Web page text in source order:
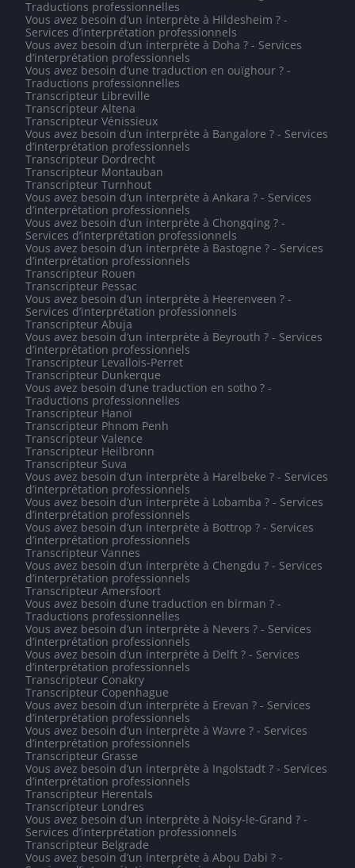
Traductions professionnelles
Vous avez besoin d’un interprète à Hildesheim ? -
Services d’interprétation professionnels
Vous avez besoin d’un interprète à Doha ? - Services
d’interprétation professionnels
Vous avez besoin d’une traduction en ouïghour ? -
Traductions professionnelles
Transcripteur Libreville
Transcripteur Altena
Transcripteur Vénissieux
Vous avez besoin d’un interprète à Bangalore ? - Services
d’interprétation professionnels
Transcripteur Dordrecht
Transcripteur Montauban
Transcripteur Turnhout
Vous avez besoin d’un interprète à Ankara ? - Services
d’interprétation professionnels
Vous avez besoin d’un interprète à Chongqing ? -
Services d’interprétation professionnels
Vous avez besoin d’un interprète à Bastogne ? - Services
d’interprétation professionnels
Transcripteur Rouen
Transcripteur Pessac
Vous avez besoin d’un interprète à Heerenveen ? -
Services d’interprétation professionnels
Transcripteur Abuja
Vous avez besoin d’un interprète à Beyrouth ? - Services
d’interprétation professionnels
Transcripteur Levallois-Perret
Transcripteur Dunkerque
Vous avez besoin d’une traduction en sotho ? -
Traductions professionnelles
Transcripteur Hanoï
Transcripteur Phnom Penh
Transcripteur Valence
Transcripteur Heilbronn
Transcripteur Suva
Vous avez besoin d’un interprète à Harelbeke ? - Services
d’interprétation professionnels
Vous avez besoin d’un interprète à Lobamba ? - Services
d’interprétation professionnels
Vous avez besoin d’un interprète à Bottrop ? - Services
d’interprétation professionnels
Transcripteur Vannes
Vous avez besoin d’un interprète à Chengdu ? - Services
d’interprétation professionnels
Transcripteur Amersfoort
Vous avez besoin d’une traduction en birman ? -
Traductions professionnelles
Vous avez besoin d’un interprète à Nevers ? - Services
d’interprétation professionnels
Vous avez besoin d’un interprète à Delft ? - Services
d’interprétation professionnels
Transcripteur Conakry
Transcripteur Copenhague
Vous avez besoin d’un interprète à Erevan ? - Services
d’interprétation professionnels
Vous avez besoin d’un interprète à Wavre ? - Services
d’interprétation professionnels
Transcripteur Grasse
Vous avez besoin d’un interprète à Ingolstadt ? - Services
d’interprétation professionnels
Transcripteur Herentals
Transcripteur Londres
Vous avez besoin d’un interprète à Noisy-le-Grand ? -
Services d’interprétation professionnels
Transcripteur Belgrade
Vous avez besoin d’un interprète à Abou Dabi ? -